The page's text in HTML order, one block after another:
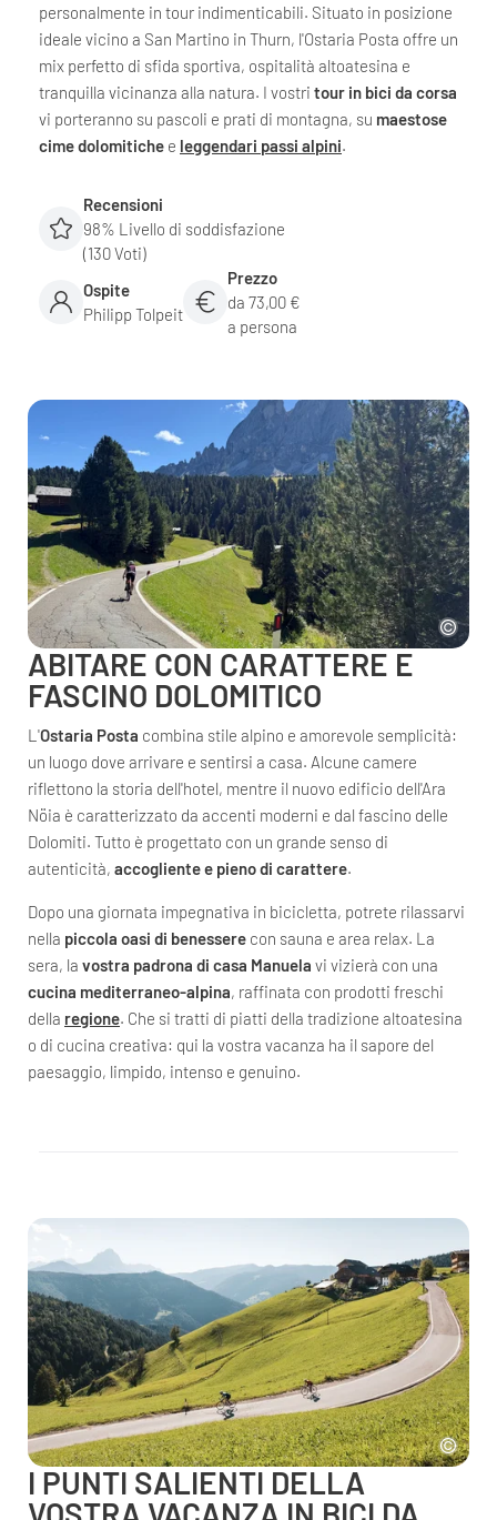
personalmente in tour indimenticabili. Situato in posizione
ideale vicino a San Martino in Thurn, l'Ostaria Posta offre un
mix perfetto di sfida sportiva, ospitalità altoatesina e
tranquilla vicinanza alla natura. I vostri tour in bici da corsa
vi porteranno su pascoli e prati di montagna, su maestose
cime dolomitiche e leggendari passi alpini.
Recensioni
98% Livello di soddisfazione
(130 Voti)
Ospite
Philipp Tolpeit
Prezzo
da 73,00 €
a persona
ABITARE CON CARATTERE E
FASCINO DOLOMITICO
L'Ostaria Posta combina stile alpino e amorevole semplicità:
un luogo dove arrivare e sentirsi a casa. Alcune camere
riflettono la storia dell'hotel, mentre il nuovo edificio dell'Ara
Nöia è caratterizzato da accenti moderni e dal fascino delle
Dolomiti. Tutto è progettato con un grande senso di
autenticità, accogliente e pieno di carattere.
Dopo una giornata impegnativa in bicicletta, potrete rilassarvi
nella piccola oasi di benessere con sauna e area relax. La
sera, la vostra padrona di casa Manuela vi vizierà con una
cucina mediterraneo-alpina, raffinata con prodotti freschi
della regione. Che si tratti di piatti della tradizione altoatesina
o di cucina creativa: qui la vostra vacanza ha il sapore del
paesaggio, limpido, intenso e genuino.
I PUNTI SALIENTI DELLA